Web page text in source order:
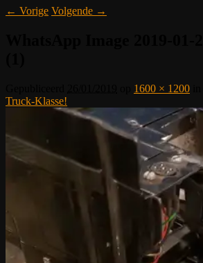
← Vorige Volgende →
1600 × 1200
Truck-Klasse!